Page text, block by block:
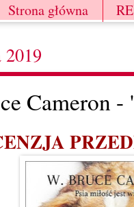
Strona główna
Cameron -